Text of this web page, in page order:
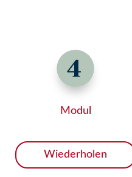
Modul
Wiederholen